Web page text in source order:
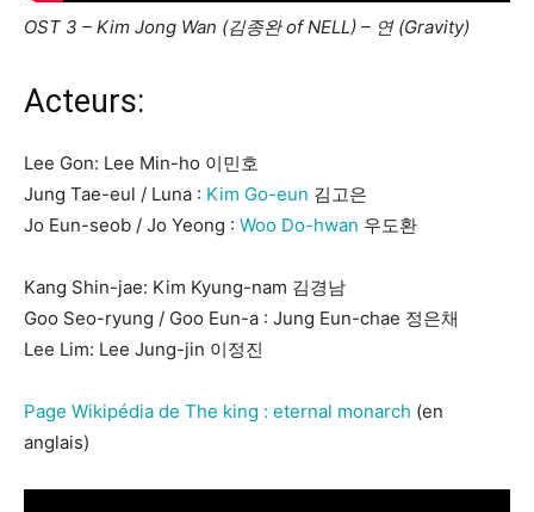
OST 3 – Kim Jong Wan (김종완 of NELL) – 연 (Gravity)
Acteurs:
Lee Gon: Lee Min-ho 이민호
Jung Tae-eul / Luna : Kim Go-eun 김고은
Jo Eun-seob / Jo Yeong : Woo Do-hwan 우도환
Kang Shin-jae: Kim Kyung-nam 김경남
Goo Seo-ryung / Goo Eun-a : Jung Eun-chae 정은채
Lee Lim: Lee Jung-jin 이정진
Page Wikipédia de The king : eternal monarch (en
anglais)